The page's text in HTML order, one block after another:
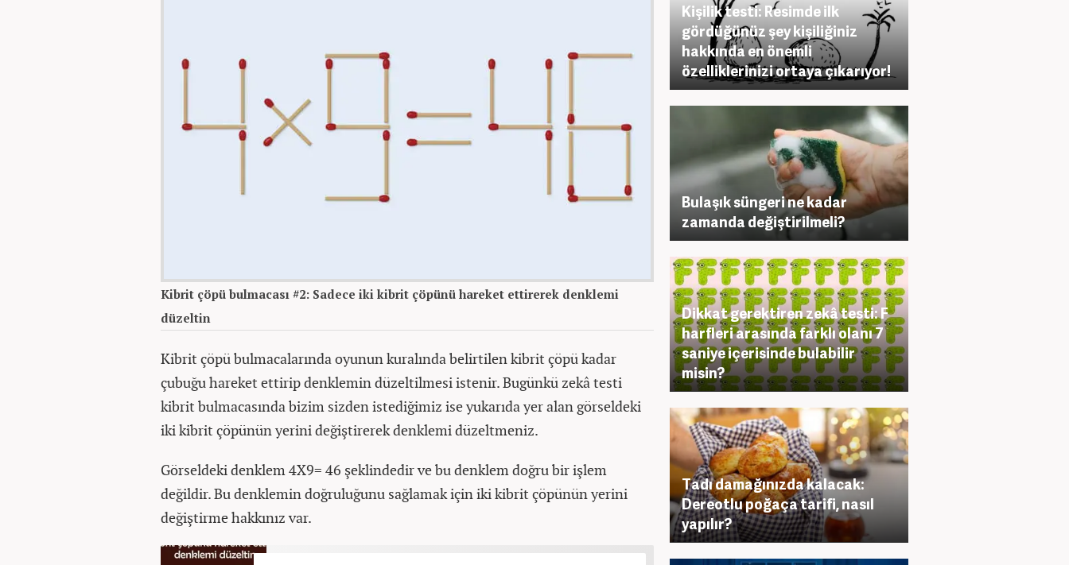
Kibrit çöpü bulmacası #2: Sadece iki kibrit çöpünü hareket ettirerek denklemi
düzeltin
Kibrit çöpü bulmacalarında oyunun kuralında belirtilen kibrit çöpü kadar
çubuğu hareket ettirip denklemin düzeltilmesi istenir. Bugünkü zekâ testi
kibrit bulmacasında bizim sizden istediğimiz ise yukarıda yer alan görseldeki
iki kibrit çöpünün yerini değiştirerek denklemi düzeltmeniz.
Görseldeki denklem 4X9= 46 şeklindedir ve bu denklem doğru bir işlem
değildir. Bu denklemin doğruluğunu sağlamak için iki kibrit çöpünün yerini
değiştirme hakkınız var.
Kişilik testi: Resimde ilk
gördüğünüz şey kişiliğiniz
hakkında en önemli
özelliklerinizi ortaya çıkarıyor!
Bulaşık süngeri ne kadar
zamanda değiştirilmeli?
Dikkat gerektiren zekâ testi: F
harfleri arasında farklı olanı 7
saniye içerisinde bulabilir
misin?
Tadı damağınızda kalacak:
Dereotlu poğaça tarifi, nasıl
yapılır?